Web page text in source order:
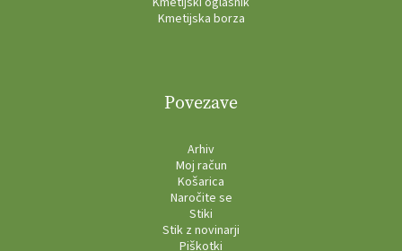
Kmetijska borza
Povezave
Arhiv
Moj račun
Košarica
Naročite se
Stiki
Stik z novinarji
Piškotki